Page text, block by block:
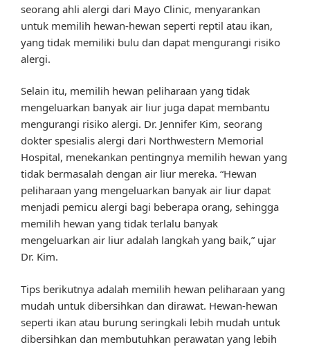
seorang ahli alergi dari Mayo Clinic, menyarankan
untuk memilih hewan-hewan seperti reptil atau ikan,
yang tidak memiliki bulu dan dapat mengurangi risiko
alergi.
Selain itu, memilih hewan peliharaan yang tidak
mengeluarkan banyak air liur juga dapat membantu
mengurangi risiko alergi. Dr. Jennifer Kim, seorang
dokter spesialis alergi dari Northwestern Memorial
Hospital, menekankan pentingnya memilih hewan yang
tidak bermasalah dengan air liur mereka. “Hewan
peliharaan yang mengeluarkan banyak air liur dapat
menjadi pemicu alergi bagi beberapa orang, sehingga
memilih hewan yang tidak terlalu banyak
mengeluarkan air liur adalah langkah yang baik,” ujar
Dr. Kim.
Tips berikutnya adalah memilih hewan peliharaan yang
mudah untuk dibersihkan dan dirawat. Hewan-hewan
seperti ikan atau burung seringkali lebih mudah untuk
dibersihkan dan membutuhkan perawatan yang lebih